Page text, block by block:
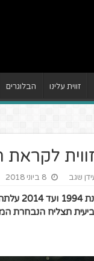
זווית עלינו הבלוגרים
שגב 8 ביוני 2018
משנת
תצליח הנבחרת